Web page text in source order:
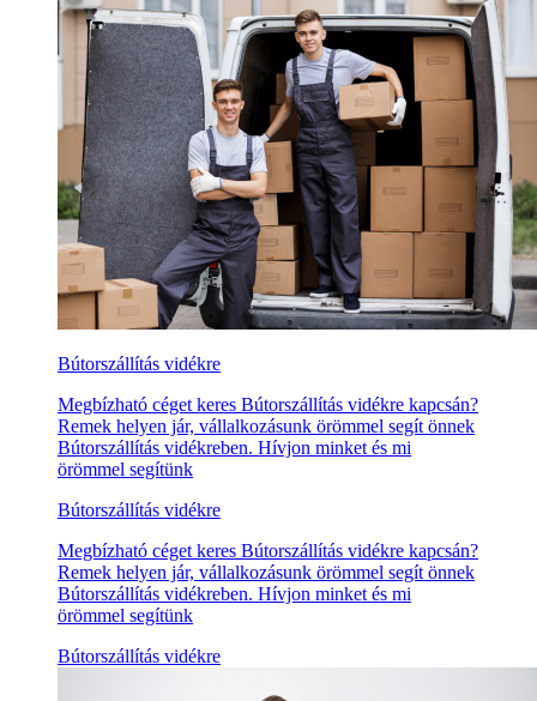
Bútorszállítás vidékre
Megbízható céget keres Bútorszállítás vidékre kapcsán?
Remek helyen jár, vállalkozásunk örömmel segít önnek
Bútorszállítás vidékreben. Hívjon minket és mi
örömmel segítünk
Bútorszállítás vidékre
Megbízható céget keres Bútorszállítás vidékre kapcsán?
Remek helyen jár, vállalkozásunk örömmel segít önnek
Bútorszállítás vidékreben. Hívjon minket és mi
örömmel segítünk
Bútorszállítás vidékre